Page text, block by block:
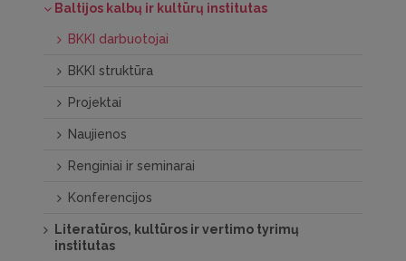
Baltijos kalbų ir kultūrų institutas
BKKI darbuotojai
BKKI struktūra
Projektai
Naujienos
Renginiai ir seminarai
Konferencijos
Literatūros, kultūros ir vertimo tyrimų
institutas